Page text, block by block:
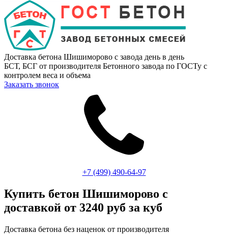
Доставка бетона Шишиморово с завода день в день
БСТ, БСГ от производителя Бетонного завода по ГОСТу с
контролем веса и объема
Заказать звонок
+7 (499) 490-64-97
Купить бетон Шишиморово с
доставкой от 3240 руб за куб
Доставка бетона без наценок от производителя